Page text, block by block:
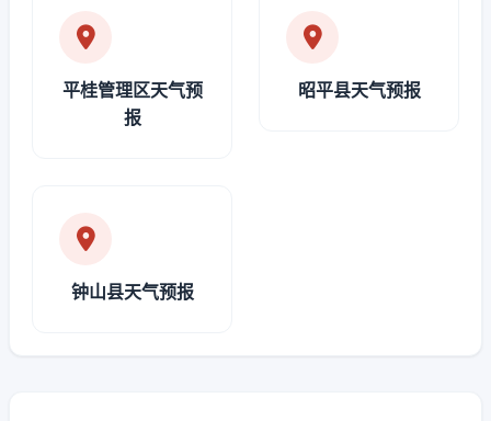
平桂管理区天气预
报
昭平县天气预报
钟山县天气预报